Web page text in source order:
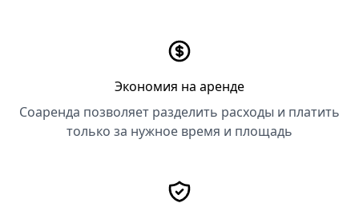
Экономия на аренде
Соаренда позволяет разделить расходы и платить
только за нужное время и площадь